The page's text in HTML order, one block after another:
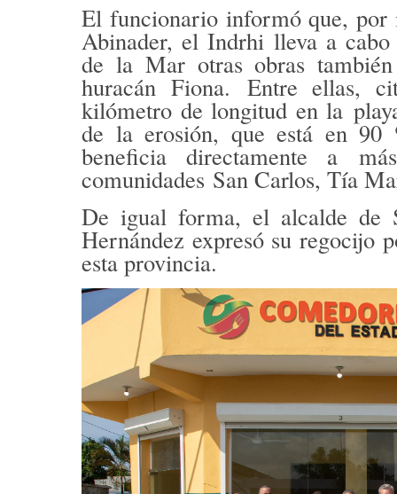
El funcionario informó que, por
Abinader, el Indrhi lleva a
de la Mar otras obras
huracán Fiona. Entre ellas,
kilómetro de longitud en la
de la erosión, que está en 90
beneficia directamente a
comunidades San Carlos, Tía
De igual forma, el alcalde
Hernández expresó su regocijo
esta provincia.